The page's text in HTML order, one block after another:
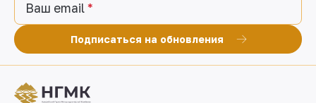
Ваш email
Подписаться на обновления